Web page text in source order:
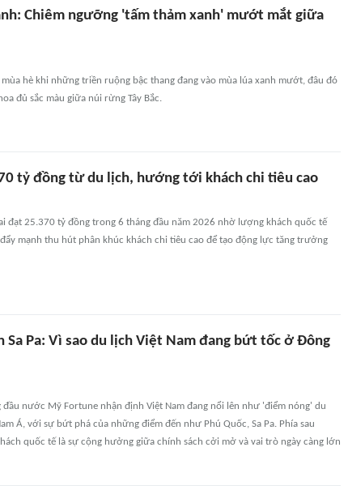
Chiêm ngưỡng 'tấm thảm xanh' mướt mắt giữa
mùa hè khi những triền ruộng bậc thang đang vào mùa lúa xanh mướt, đâu đó
đủ sắc màu giữa núi rừng Tây Bắc.
tỷ đồng từ du lịch, hướng tới khách chi tiêu cao
đạt 25.370 tỷ đồng trong 6 tháng đầu năm 2026 nhờ lượng khách quốc tế
mạnh thu hút phân khúc khách chi tiêu cao để tạo động lực tăng trưởng
Sa Pa: Vì sao du lịch Việt Nam đang bứt tốc ở Đông
đầu nước Mỹ Fortune nhận định Việt Nam đang nổi lên như 'điểm nóng' du
Á, với sự bứt phá của những điểm đến như Phú Quốc, Sa Pa. Phía sau
quốc tế là sự cộng hưởng giữa chính sách cởi mở và vai trò ngày càng lớn